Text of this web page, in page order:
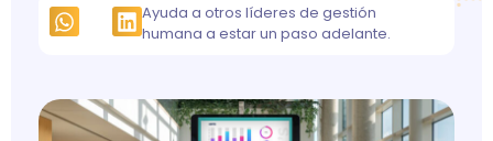
Ayuda a otros líderes de gestión
humana a estar un paso adelante.